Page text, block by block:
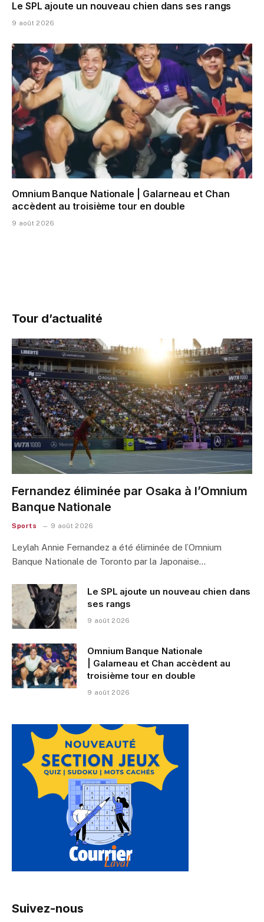
Le SPL ajoute un nouveau chien dans ses rangs
9 août 2026
Omnium Banque Nationale | Galarneau et Chan
accèdent au troisième tour en double
9 août 2026
Tour d’actualité
Fernandez éliminée par Osaka à l’Omnium
Banque Nationale
Sports 9 août 2026
Leylah Annie Fernandez a été éliminée de l’Omnium
Banque Nationale de Toronto par la Japonaise…
Le SPL ajoute un nouveau chien dans
ses rangs
9 août 2026
Omnium Banque Nationale
| Galarneau et Chan accèdent au
troisième tour en double
9 août 2026
Suivez-nous